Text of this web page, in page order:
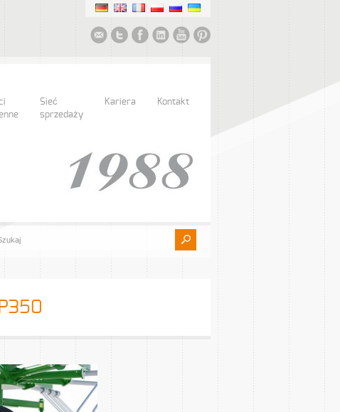
Sieć
sprzedaży
Kariera Kontakt